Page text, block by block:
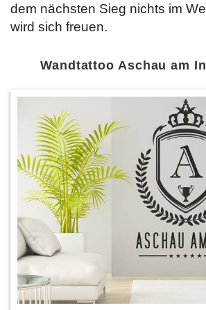
dem nächsten Sieg nichts im
wird sich freuen.
Wandtattoo Aschau am